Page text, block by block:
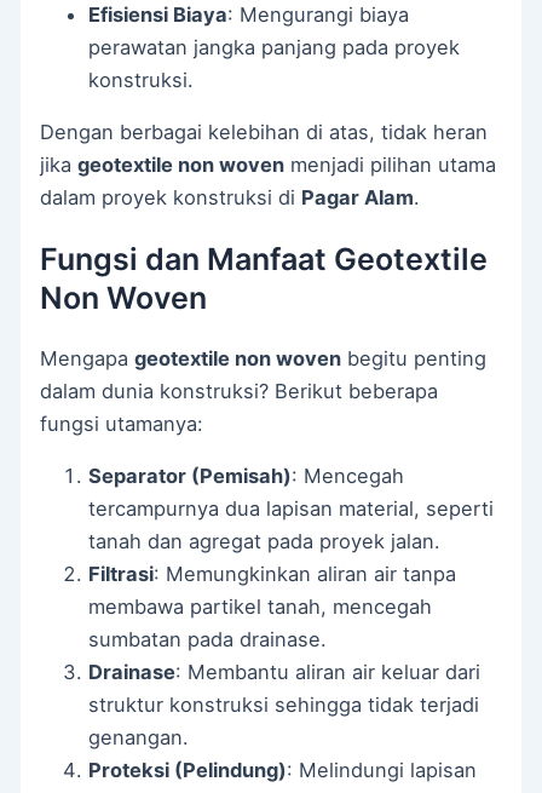
Efisiensi Biaya: Mengurangi biaya
perawatan jangka panjang pada proyek
konstruksi.
Dengan berbagai kelebihan di atas, tidak heran
jikageotextile non woven menjadi pilihan utama
dalam proyek konstruksi di Pagar Alam.
Fungsi dan Manfaat Geotextile
Non Woven
Mengapageotextile non woven begitu penting
dalam dunia konstruksi? Berikut beberapa
fungsi utamanya:
Separator (Pemisah): Mencegah
tercampurnya dua lapisan material, seperti
tanah dan agregat pada proyek jalan.
Filtrasi: Memungkinkan aliran air tanpa
membawa partikel tanah, mencegah
sumbatan pada drainase.
Drainase: Membantu aliran air keluar dari
struktur konstruksi sehingga tidak terjadi
genangan.
Proteksi (Pelindung): Melindungi lapisan